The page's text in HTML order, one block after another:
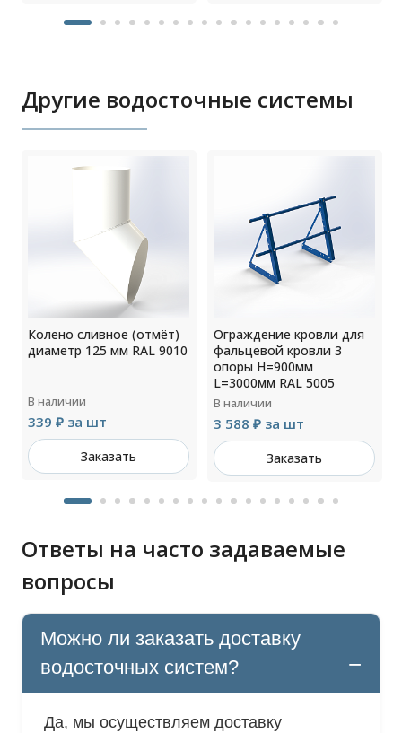
Другие водосточные системы
Колено сливное (отмёт)
диаметр 125 мм RAL 9010
В наличии
339 ₽ за шт
Заказать
Ограждение кровли для
фальцевой кровли 3
опоры H=900мм
L=3000мм RAL 5005
В наличии
3 588 ₽ за шт
Заказать
Ответы на часто задаваемые
вопросы
Можно ли заказать доставку
водосточных систем?
Да, мы осуществляем доставку